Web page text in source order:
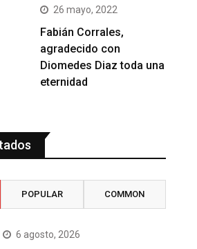
26 mayo, 2022
Fabián Corrales,
agradecido con
Diomedes Diaz toda una
eternidad
POPULAR COMMON
6 agosto, 2026